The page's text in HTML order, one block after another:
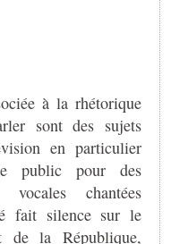
à la rhétorique
sont des sujets
en particulier
public pour des
vocales chantées
fait silence sur le
de la République,